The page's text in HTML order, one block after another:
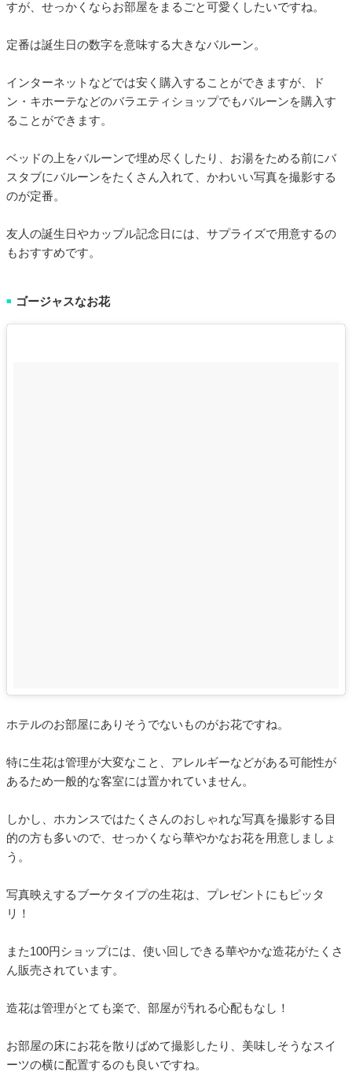
すが、せっかくならお部屋をまるごと可愛くしたいですね。
定番は誕生日の数字を意味する大きなバルーン。
インターネットなどでは安く購入することができますが、ド
ン・キホーテなどのバラエティショップでもバルーンを購入す
ることができます。
ベッドの上をバルーンで埋め尽くしたり、お湯をためる前にバ
スタブにバルーンをたくさん入れて、かわいい写真を撮影する
のが定番。
友人の誕生日やカップル記念日には、サプライズで用意するの
もおすすめです。
■ ゴージャスなお花
ホテルのお部屋にありそうでないものがお花ですね。
特に生花は管理が大変なこと、アレルギーなどがある可能性が
あるため一般的な客室には置かれていません。
しかし、ホカンスではたくさんのおしゃれな写真を撮影する目
的の方も多いので、せっかくなら華やかなお花を用意しましょ
う。
写真映えするブーケタイプの生花は、プレゼントにもピッタ
リ！
また100円ショップには、使い回しできる華やかな造花がたくさ
ん販売されています。
造花は管理がとても楽で、部屋が汚れる心配もなし！
お部屋の床にお花を散りばめて撮影したり、美味しそうなスイ
ーツの横に配置するのも良いですね。